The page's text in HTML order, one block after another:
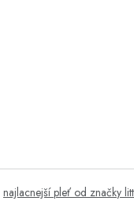
najlacnejší pleť od značky